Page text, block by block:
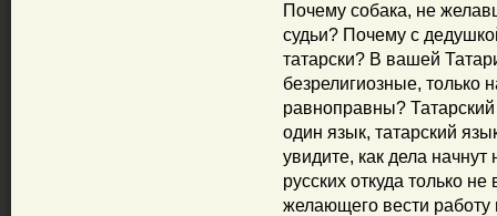
Почему собака, не
судьи? Почему с
татарски? В вашей
безрелигиозные, только
равноправны? Татарский
один язык, татарский
увидите, как дела
русских откуда только
желающего вести работу